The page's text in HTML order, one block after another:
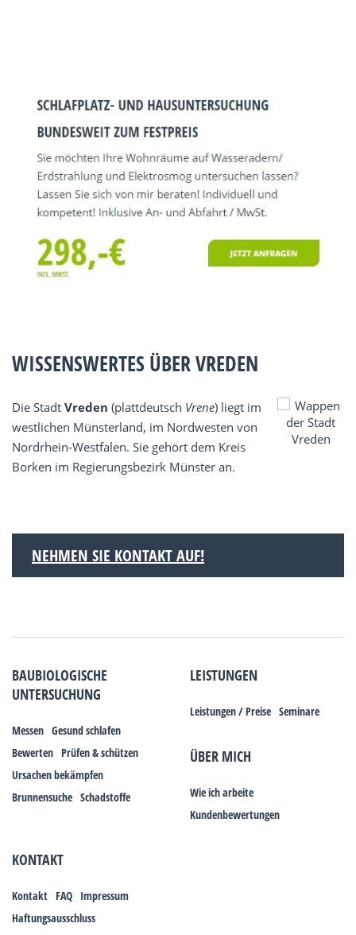
WISSENSWERTES ÜBER VREDEN
Die Stadt Vreden (plattdeutsch Vrene) liegt im
westlichen Münsterland, im Nordwesten von
Nordrhein-Westfalen. Sie gehört dem Kreis
Borken im Regierungsbezirk Münster an.
NEHMEN SIE KONTAKT AUF!
BAUBIOLOGISCHE
UNTERSUCHUNG
Messen Gesund schlafen
Bewerten Prüfen & schützen
Ursachen bekämpfen
Brunnensuche Schadstoffe
LEISTUNGEN
Leistungen / Preise Seminare
ÜBER MICH
Wie ich arbeite
Kundenbewertungen
KONTAKT
Kontakt FAQ Impressum
Haftungsausschluss